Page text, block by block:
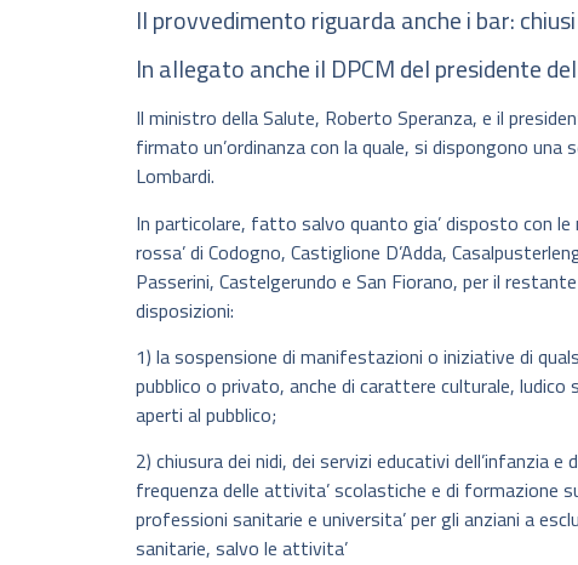
Il provvedimento riguarda anche i bar:
In allegato anche il DPCM del presidente
Il ministro della Salute, Roberto Speranza, e il
firmato un’ordinanza con la quale, si dispongono
Lombardi.
In particolare, fatto salvo quanto gia’ disposto con le
rossa’ di Codogno, Castiglione D’Adda,
Passerini, Castelgerundo e San Fiorano, per il
disposizioni:
1) la sospensione di manifestazioni o iniziative di
pubblico o privato, anche di carattere culturale,
aperti al pubblico;
2) chiusura dei nidi, dei servizi educativi dell’infanzia e
frequenza delle attivita’ scolastiche e di formazione
professioni sanitarie e universita’ per gli anziani a
sanitarie, salvo le attivita’